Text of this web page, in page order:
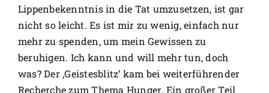
Lippenbekenntnis in die Tat umzusetzen, ist gar
nicht so leicht. Es ist mir zu wenig, einfach nur
mehr zu spenden, um mein Gewissen zu
beruhigen. Ich kann und will mehr tun, doch
was? Der ‚Geistesblitz‘ kam bei weiterführender
Recherche zum Thema Hunger. Ein großer Teil